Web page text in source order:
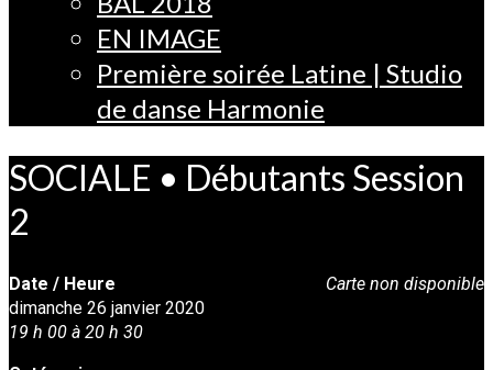
EN IMAGE
Première soirée Latine | Studio
de danse Harmonie
SOCIALE • Débutants Session
2
Carte non disponible
Date / Heure
dimanche 26 janvier 2020
19 h 00 à 20 h 30